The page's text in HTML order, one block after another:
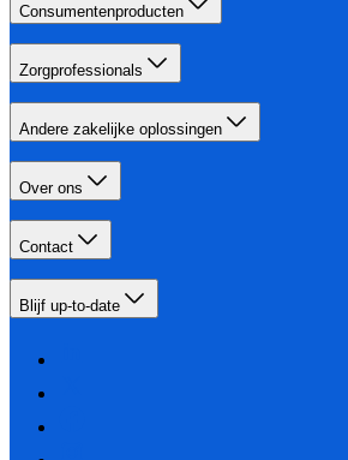
Consumentenproducten
Zorgprofessionals
Andere zakelijke oplossingen
Over ons
Contact
Blijf up-to-date